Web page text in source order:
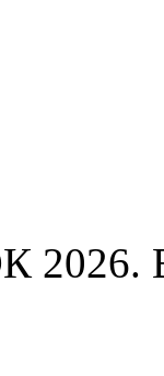
2026.